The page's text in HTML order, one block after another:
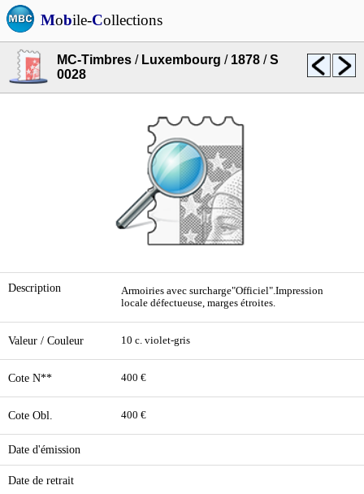
Mobile-Collections
MC-Timbres / Luxembourg / 1878 /S
0028
Description
Armoiries avec surcharge"Officiel".Impression
locale défectueuse, marges étroites.
Valeur / Couleur 10 c. violet-gris
Cote N** 400 €
Cote Obl. 400 €
Date d'émission
Date de retrait